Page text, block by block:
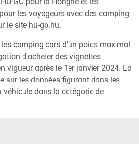
GO pour la Hongrie et les
les voyageurs avec des camping-
le site hu-go.hu.
les camping-cars d'un poids maximal
d'acheter des vignettes
vigueur après le 1er janvier 2024. La
sur les données figurant dans les
dans la catégorie de